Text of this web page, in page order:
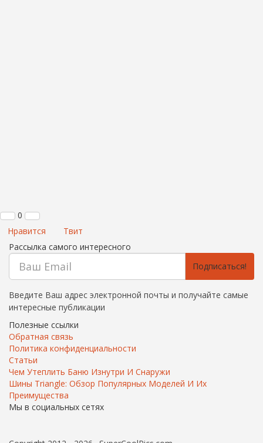
0
Нравится
Твит
Рассылка самого интересного
Подписаться!
Введите Ваш адрес электронной почты и получайте самые
интересные публикации
Полезные ссылки
Обратная связь
Политика конфиденциальности
Статьи
Чем Утеплить Баню Изнутри И Снаружи
Шины Triangle: Обзор Популярных Моделей И Их
Преимущества
Мы в социальных сетях